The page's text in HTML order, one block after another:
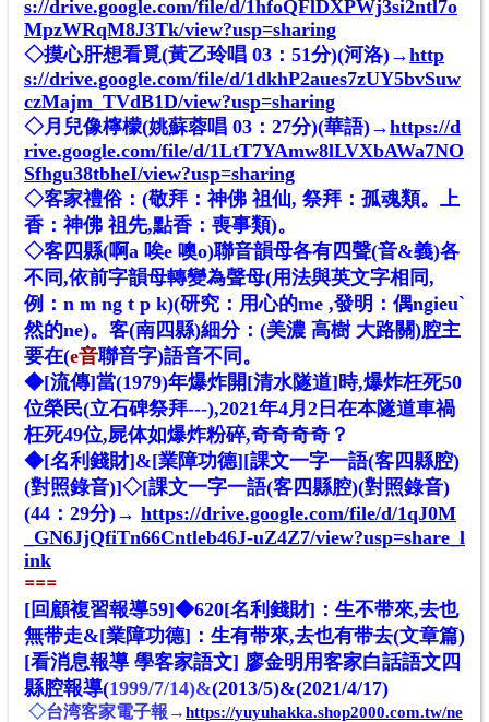
s://drive.google.com/file/d/1hfoQFlDXPWj3si2ntl7o
MpzWRqM8J3Tk/view?usp=sharing
◇摸心肝想看覓(黃乙玲唱 03：51分)(河洛)→http
s://drive.google.com/file/d/1dkhP2aues7zUY5bvSuw
czMajm_TVdB1D/view?usp=sharing
◇月兒像檸檬(姚蘇蓉唱 03：27分)(華語)→https://d
rive.google.com/file/d/1LtT7YAmw8lLVXbAWa7NO
Sfhgu38tbheI/view?usp=sharing
◇客家禮俗：(敬拜：神佛 祖仙, 祭拜：孤魂類。上
香：神佛 祖先,點香：喪事類)。
◇客四縣(啊a 唉e 噢o)聯音韻母各有四聲(音&義)各
不同,依前字韻母轉變為聲母(用法與英文字相同,
例：n m ng t p k)(研究：用心的me ,發明：偶ngieuˋ
然的ne)。客(南四縣)細分：(美濃 高樹 大路關)腔主
要在(e音聯音字)語音不同。
◆[流傳]當(1979)年爆炸開[清水隧道]時,爆炸枉死50
位榮民(立石碑祭拜---),2021年4月2日在本隧道車禍
枉死49位,屍体如爆炸粉碎,奇奇奇奇？
◆[名利錢財]&[業障功德][課文一字一語(客四縣腔)
(對照錄音)]◇[課文一字一語(客四縣腔)(對照錄音)
(44：29分)→ https://drive.google.com/file/d/1qJ0M
_GN6JjQfiTn66Cntleb46J-uZ4Z7/view?usp=share_l
ink
===
[回顧複習報導59]◆620[名利錢財]： 生不带來,去也
無带走&[業障功德]： 生有带來,去也有带去(文章篇)
[看消息報導 學客家語文] 廖金明用客家白話語文四
縣腔報導(1999/7/14)&(2013/5)&(2021/4/17)
◇台湾客家電子報→https://yuyuhakka.shop2000.com.tw/ne